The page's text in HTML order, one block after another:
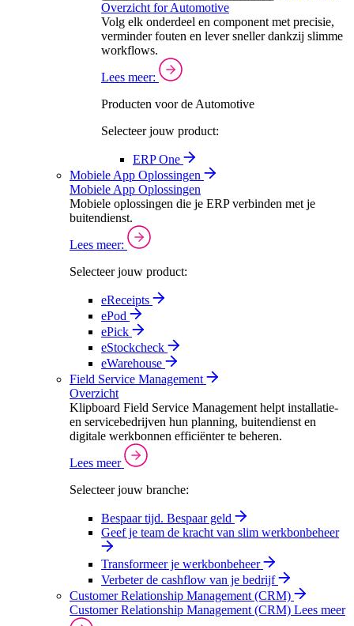
Overzicht for Automotive
Volg elk onderdeel en component met precisie,
verminder fouten en lever sneller dankzij slimme
workflows.
Lees meer:
Producten voor de Automotive
Selecteer jouw product:
ERP One
Mobiele App Oplossingen
Mobiele App Oplossingen
Mobiele oplossingen die je ERP verbinden met je
buitendienst.
Lees meer:
Selecteer jouw product:
eReceipts
ePod
ePick
eStockcheck
eWarehouse
Field Service Management
Overzicht
Klipboard Field Service Management helpt installatie-
en servicebedrijven hun planning, buitendienst en
digitale werkbonnen efficiënter te beheren.
Lees meer
Selecteer jouw branche:
Bespaar tijd. Bespaar geld
Geef je team de kracht van slim werkbonbeheer
Transformeer je werkbonbeheer
Verbeter de cashflow van je bedrijf
Customer Relationship Management (CRM)
Customer Relationship Management (CRM) Lees meer